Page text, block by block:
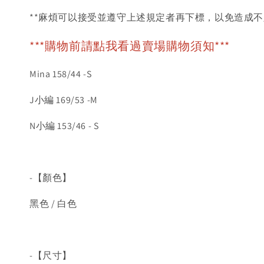
**麻煩可以接受並遵守上述規定者再下標，以免造成
***購物前請點我看過賣場購物須知***
Mina 158/44 -S
J小編 169/53 -M
N小編 153/46 - S
-【顏色】
黑色 / 白色
-【尺寸】